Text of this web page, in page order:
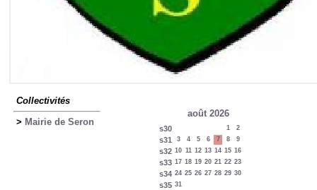
Collectivités
> Mairie de Seron
août 2026
s30 1 2
s31 3 4 5 6 7 8 9
s32 10 11 12 13 14 15 16
s33 17 18 19 20 21 22 23
s34 24 25 26 27 28 29 30
s35 31